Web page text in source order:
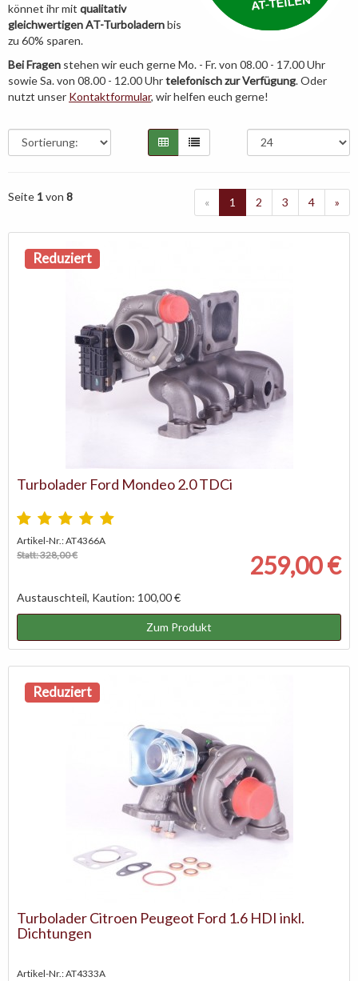
könnet ihr mit qualitativ
gleichwertigen AT-Turboladernbis
zu 60% sparen.
Bei Fragen stehen wir euch gerne Mo. - Fr. von 08.00 - 17.00 Uhr
sowie Sa. von 08.00 - 12.00 Uhrtelefonisch zur Verfügung. Oder
nutzt unser Kontaktformular, wir helfen euch gerne!
Seite 1von 8 « 1 2 3 4 »
Reduziert
Turbolader Ford Mondeo 2.0 TDCi
Artikel-Nr.: AT4366A
Statt: 328,00 €
259,00 €
Austauschteil, Kaution: 100,00 €
Zum Produkt
Reduziert
Turbolader Citroen Peugeot Ford 1.6 HDI inkl.
Dichtungen
Artikel-Nr.: AT4333A